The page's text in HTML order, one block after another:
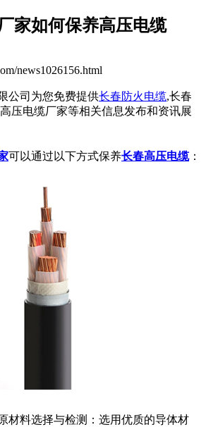
家如何保养高压电缆
news1026156.html
公司为您免费提供长春防火电缆,长春
压电缆厂家等相关信息发布和资讯展
可以通过以下方式保养长春高压电缆：
材料选择与检测：选用优质的导体材